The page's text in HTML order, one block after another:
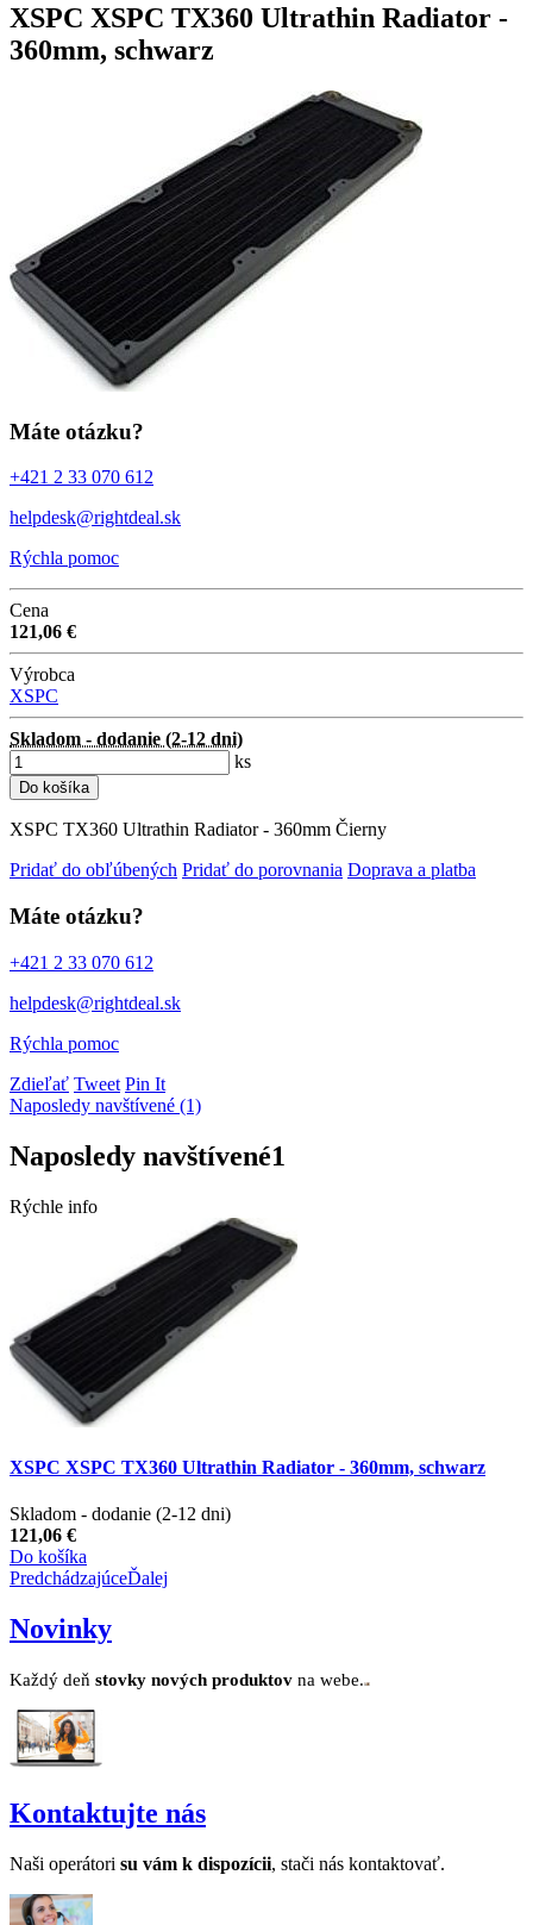
XSPC XSPC TX360 Ultrathin Radiator -
360mm, schwarz
Máte otázku?
+421 2 33 070 612
helpdesk@rightdeal.sk
Rýchla pomoc
Cena
121,06 €
Výrobca
XSPC
Skladom - dodanie (2-12 dni)
ks
Do košíka
XSPC TX360 Ultrathin Radiator - 360mm Čierny
Pridať do obľúbených Pridať do porovnania Doprava a platba
Máte otázku?
+421 2 33 070 612
helpdesk@rightdeal.sk
Rýchla pomoc
Zdieľať Tweet Pin It
Naposledy navštívené (1)
Naposledy navštívené1
Rýchle info
XSPC XSPC TX360 Ultrathin Radiator - 360mm, schwarz
Skladom - dodanie (2-12 dni)
121,06 €
Do košíka
PredchádzajúceĎalej
Novinky
Každý deň stovky nových produktov na webe.
Kontaktujte nás
Naši operátori su vám k dispozícii, stači nás kontaktovať.